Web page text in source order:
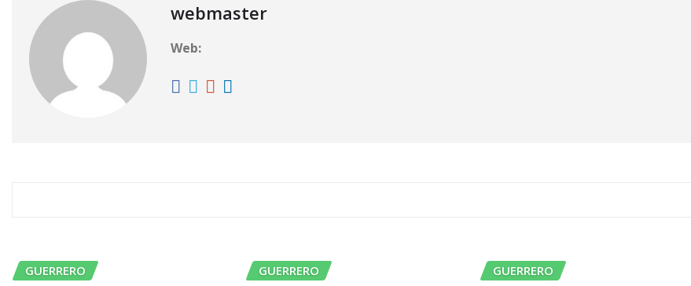
webmaster
Web:
GUERRERO GUERRERO GUERRERO